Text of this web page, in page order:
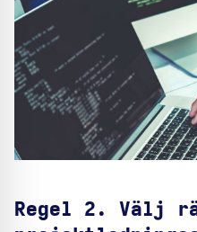
Regel 2. Välj